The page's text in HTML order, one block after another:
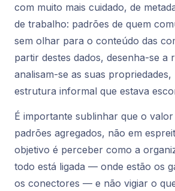
com muito mais cuidado, de
de trabalho: padrões de quem
sem olhar para o conteúdo das
partir destes dados, desenha-se a
analisam-se as suas
estrutura informal que estava
É importante sublinhar que o
padrões agregados, não em
objetivo é perceber como a
todo está ligada — onde estão os
os conectores — e não vigiar o